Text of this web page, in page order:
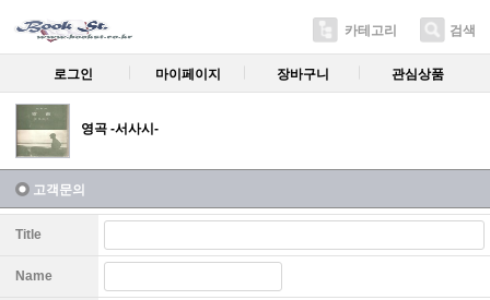
카테고리 검색
로그인 마이페이지 장바구니 관심상품
영곡 -서사시-
고객문의
Title
Name